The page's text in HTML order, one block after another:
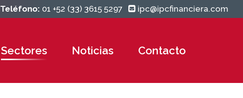
Teléfono: 01 +52 (33) 3615 5297 ipc@ipcfinanciera.com
Sectores Noticias Contacto